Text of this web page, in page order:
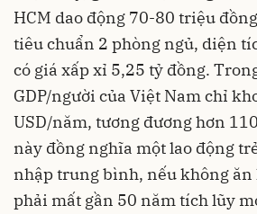
HCM dao động 70-80 triệu
tiêu chuẩn 2 phòng ngủ, diện
có giá xấp xỉ 5,25 tỷ đồng.
GDP/người của Việt Nam chỉ
USD/năm, tương đương hơn
này đồng nghĩa một lao động
nhập trung bình, nếu không ăn
phải mất gần 50 năm tích lũy